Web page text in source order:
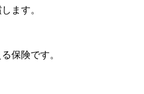
ます。
保険です。